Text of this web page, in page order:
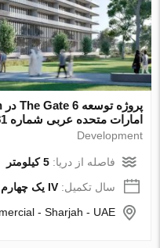
امارات متحده عربی شماره 713781
Development
فاصله از دریا:5 کیلومتر
سال تکمیل:IV یک چهارم, 2028, off-plan
- Sharjah - UAE